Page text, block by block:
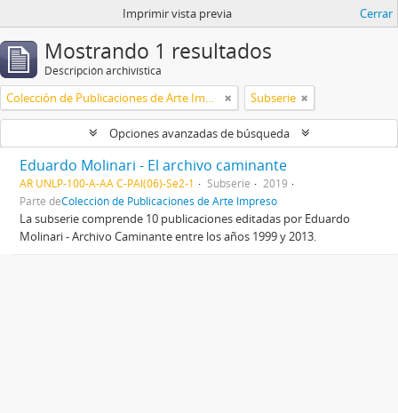
Imprimir vista previa Cerrar
Mostrando 1 resultados
Descripción archivística
Colección de Publicaciones de Arte Impreso Subserie
Opciones avanzadas de búsqueda
Eduardo Molinari - El archivo caminante
AR UNLP-100-A-AA C-PAI(06)-Se2-1 Subserie
2019
Parte deColección de Publicaciones de Arte Impreso
La subserie comprende 10 publicaciones editadas por Eduardo
Molinari - Archivo Caminante entre los años 1999 y 2013.